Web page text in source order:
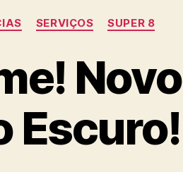
SERVIÇOS SUPER 8
Novo
Escuro!